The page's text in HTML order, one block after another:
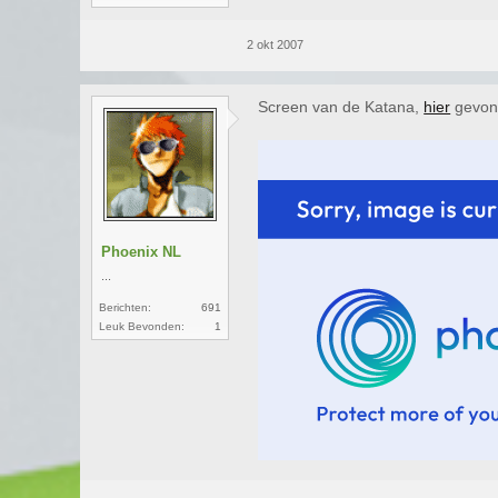
2 okt 2007
Phoenix NL
Berichten:
691
Leuk Bevonden:
1
Screen van de Katana, hier